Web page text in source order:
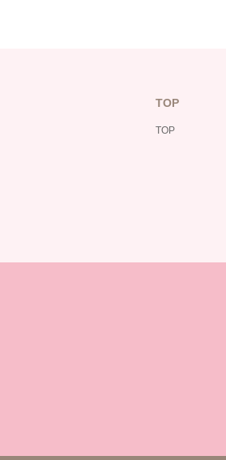
TOP
TOP